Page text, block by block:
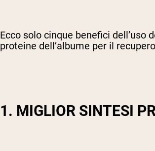
Ecco solo cinque benefici dell’uso
proteine dell’albume per il
1. MIGLIOR SINTESI